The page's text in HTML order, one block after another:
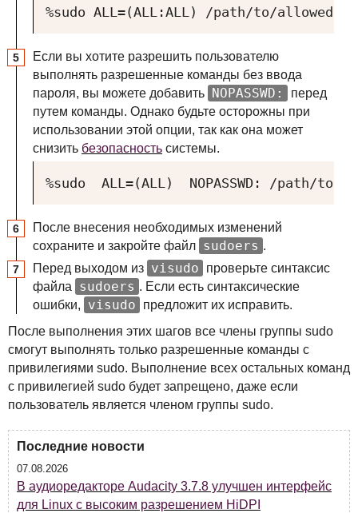
%sudo ALL=(ALL:ALL) /path/to/allowed/
Если вы хотите разрешить пользователю
выполнять разрешенные команды без ввода
пароля, вы можете добавить NOPASSWD:
перед
путем команды. Однако будьте осторожны при
использовании этой опции, так как она может
снизить безопасность системы.
%sudo  ALL=(ALL)  NOPASSWD: /path/to/
После внесения необходимых изменений
сохраните и закройте файл sudoers .
Перед выходом из visudo
проверьте синтаксис
файла
sudoers . Если есть синтаксические
ошибки,
visudo
предложит их исправить.
После выполнения этих шагов все члены группы sudo
смогут выполнять только разрешенные команды с
привилегиями sudo. Выполнение всех остальных команд
с привилегией sudo будет запрещено, даже если
пользователь является членом группы sudo.
Последние новости
07.08.2026
В аудиоредакторе Audacity 3.7.8 улучшен интерфейс
для Linux с высоким разрешением HiDPI